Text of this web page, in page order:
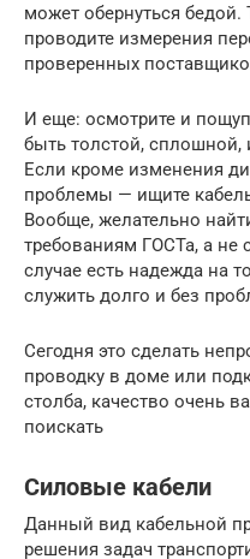
может обернуться бедой.
проводите измерения
проверенных
И еще: осмотрите и
быть толстой,
Если кроме изменения
проблемы — ищите
Вообще, желательно
требованиям ГОСТа, а не
случае есть надежда на
служить долго и без
Сегодня это сделать
проводку в доме или
столба, качество очень
поискать
Силовые кабели
Данный вид кабельной
решения задач